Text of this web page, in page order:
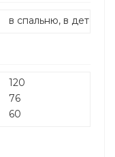
в спальню, в детскую
120
76
60